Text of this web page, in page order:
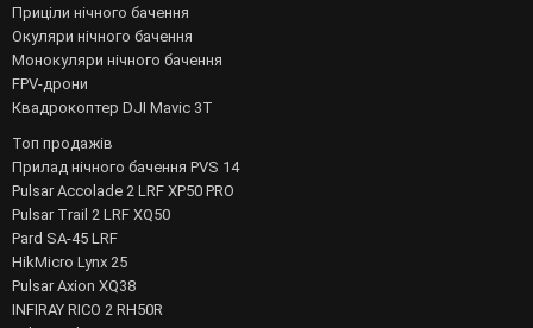
Приціли нічного бачення
Окуляри нічного бачення
Монокуляри нічного бачення
FPV-дрони
Квадрокоптер DJI Mavic 3T
Топ продажів
Прилад нічного бачення PVS 14
Pulsar Accolade 2 LRF XP50 PRO
Pulsar Trail 2 LRF XQ50
Pard SA-45 LRF
HikMicro Lynx 25
Pulsar Axion XQ38
INFIRAY RICO 2 RH50R